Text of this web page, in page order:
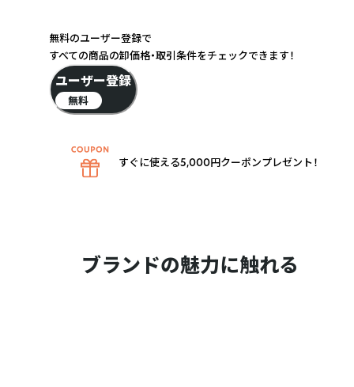
ブランドの魅力に触れる
無料のユーザー登録で
すべての商品の卸価格・取引条件をチェックできます！
ユーザー登録
無料
すぐに使える5,000円クーポンプレゼント！